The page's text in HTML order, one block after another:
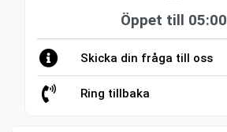
Öppet till 05:00
Skicka din fråga till oss
Ring tillbaka